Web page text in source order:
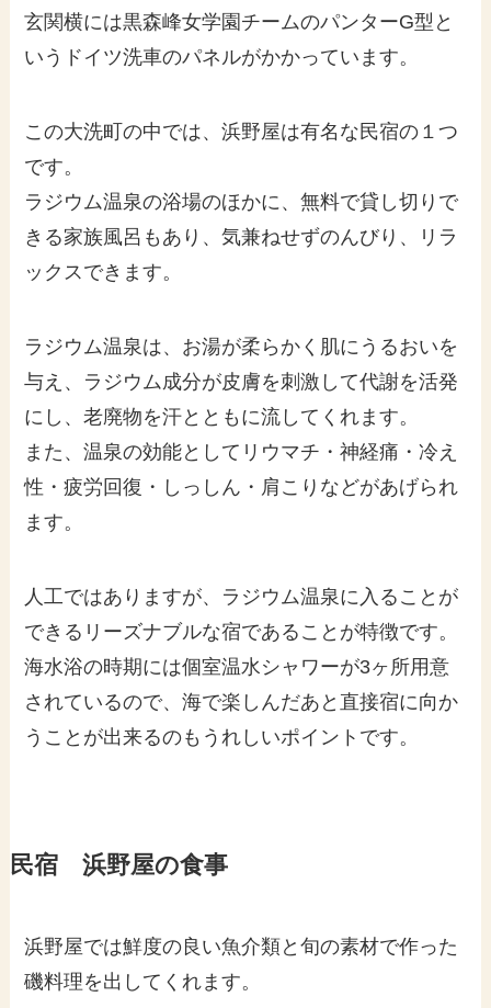
玄関横には黒森峰女学園チームのパンターG型と
いうドイツ洗車のパネルがかかっています。
この大洗町の中では、浜野屋は有名な民宿の１つ
です。
ラジウム温泉の浴場のほかに、無料で貸し切りで
きる家族風呂もあり、気兼ねせずのんびり、リラ
ックスできます。
ラジウム温泉は、お湯が柔らかく肌にうるおいを
与え、ラジウム成分が皮膚を刺激して代謝を活発
にし、老廃物を汗とともに流してくれます。
また、温泉の効能としてリウマチ・神経痛・冷え
性・疲労回復・しっしん・肩こりなどがあげられ
ます。
人工ではありますが、ラジウム温泉に入ることが
できるリーズナブルな宿であることが特徴です。
海水浴の時期には個室温水シャワーが3ヶ所用意
されているので、海で楽しんだあと直接宿に向か
うことが出来るのもうれしいポイントです。
民宿 浜野屋の食事
浜野屋では鮮度の良い魚介類と旬の素材で作った
磯料理を出してくれます。